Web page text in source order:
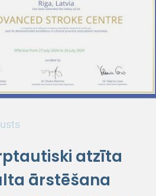
atzīta
ārstēšana